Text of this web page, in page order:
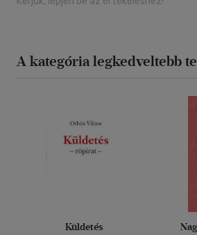
A kategória legkedveltebb
Küldetés